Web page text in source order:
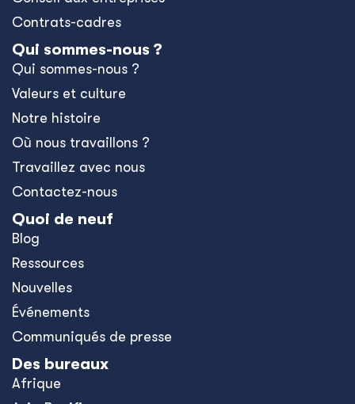
Contrats-cadres
Qui sommes-nous ?
Qui sommes-nous ?
Valeurs et culture
Notre histoire
Où nous travaillons ?
Travaillez avec nous
Contactez-nous
Quoi de neuf
Blog
Ressources
Nouvelles
Événements
Communiqués de presse
Des bureaux
Afrique